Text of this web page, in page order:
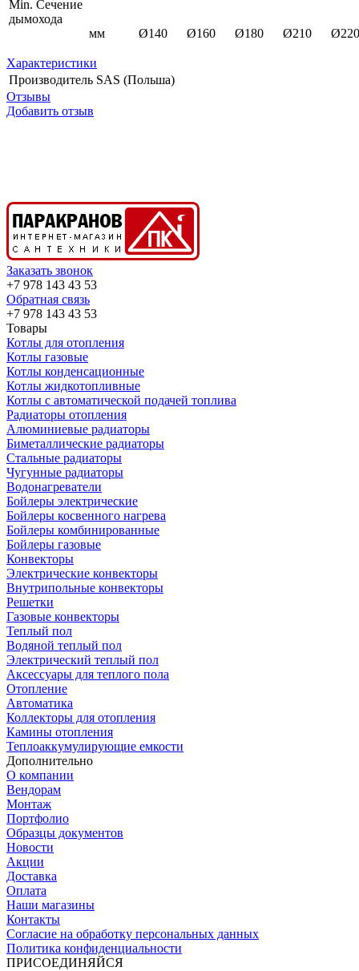
Min. Сечение
дымохода
мм
Ø140 Ø160 Ø180 Ø210 Ø220
Характеристики
Производитель SAS (Польша)
Отзывы
Добавить отзыв
Заказать звонок
+7 978 143 43 53
Обратная связь
+7 978 143 43 53
Товары
Котлы для отопления
Котлы газовые
Котлы конденсационные
Котлы жидкотопливные
Котлы с автоматической подачей топлива
Радиаторы отопления
Алюминиевые радиаторы
Биметаллические радиаторы
Стальные радиаторы
Чугунные радиаторы
Водонагреватели
Бойлеры электрические
Бойлеры косвенного нагрева
Бойлеры комбинированные
Бойлеры газовые
Конвекторы
Электрические конвекторы
Внутрипольные конвекторы
Решетки
Газовые конвекторы
Теплый пол
Водяной теплый пол
Электрический теплый пол
Аксессуары для теплого пола
Отопление
Автоматика
Коллекторы для отопления
Камины отопления
Теплоаккумулирующие емкости
Дополнительно
О компании
Вендорам
Монтаж
Портфолио
Образцы документов
Новости
Акции
Доставка
Оплата
Наши магазины
Контакты
Согласие на обработку персональных данных
Политика конфиденциальности
ПРИСОЕДИНЯЙСЯ